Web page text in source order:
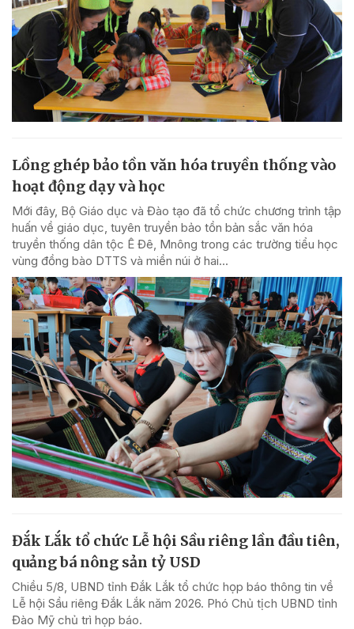
Lồng ghép bảo tồn văn hóa truyền thống vào
hoạt động dạy và học
Mới đây, Bộ Giáo dục và Đào tạo đã tổ chức chương trình tập
huấn về giáo dục, tuyên truyền bảo tồn bản sắc văn hóa
truyền thống dân tộc Ê Đê, Mnông trong các trường tiểu học
vùng đồng bào DTTS và miền núi ở hai...
Đắk Lắk tổ chức Lễ hội Sầu riêng lần đầu tiên,
quảng bá nông sản tỷ USD
Chiều 5/8, UBND tỉnh Đắk Lắk tổ chức họp báo thông tin về
Lễ hội Sầu riêng Đắk Lắk năm 2026. Phó Chủ tịch UBND tỉnh
Đào Mỹ chủ trì họp báo.